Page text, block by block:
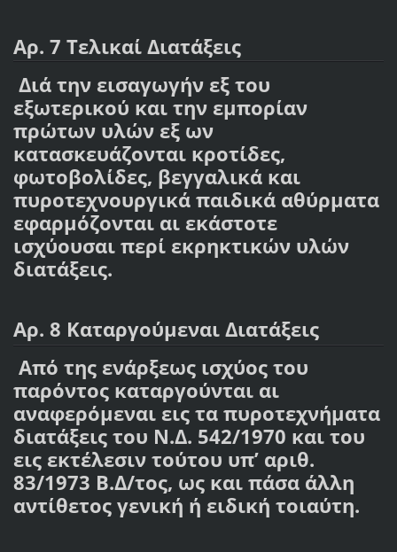
Αρ. 7 Τελικαί Διατάξεις
Διά την εισαγωγήν εξ του
εξωτερικού και την εμπορίαν
πρώτων υλών εξ ων
κατασκευάζονται κροτίδες,
φωτοβολίδες, βεγγαλικά και
πυροτεχνουργικά παιδικά αθύρματα
εφαρμόζονται αι εκάστοτε
ισχύουσαι περί εκρηκτικών υλών
διατάξεις.
Αρ. 8 Καταργούμεναι Διατάξεις
Από της ενάρξεως ισχύος του
παρόντος καταργούνται αι
αναφερόμεναι εις τα πυροτεχνήματα
διατάξεις του Ν.Δ. 542/1970 και του
εις εκτέλεσιν τούτου υπ’ αριθ.
83/1973 Β.Δ/τος, ως και πάσα άλλη
αντίθετος γενική ή ειδική τοιαύτη.